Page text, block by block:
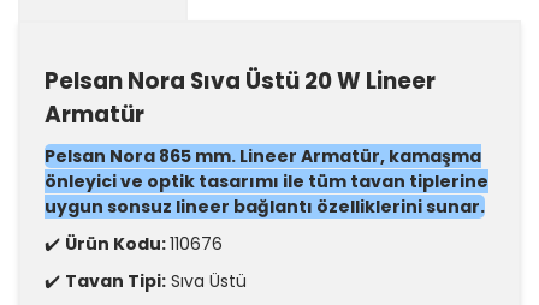
Pelsan Nora Sıva Üstü 20 W Lineer
Armatür
Pelsan Nora 865 mm. Lineer Armatür, kamaşma
önleyici ve optik tasarımı ile tüm tavan tiplerine
uygun sonsuz lineer bağlantı özelliklerini sunar.
✔️ Ürün Kodu:110676
✔️ Tavan Tipi: Sıva Üstü